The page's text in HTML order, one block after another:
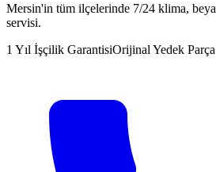
Mersin'in tüm ilçelerinde 7/24 klima,
servisi.
1 Yıl İşçilik GarantisiOrijinal Yedek Parça